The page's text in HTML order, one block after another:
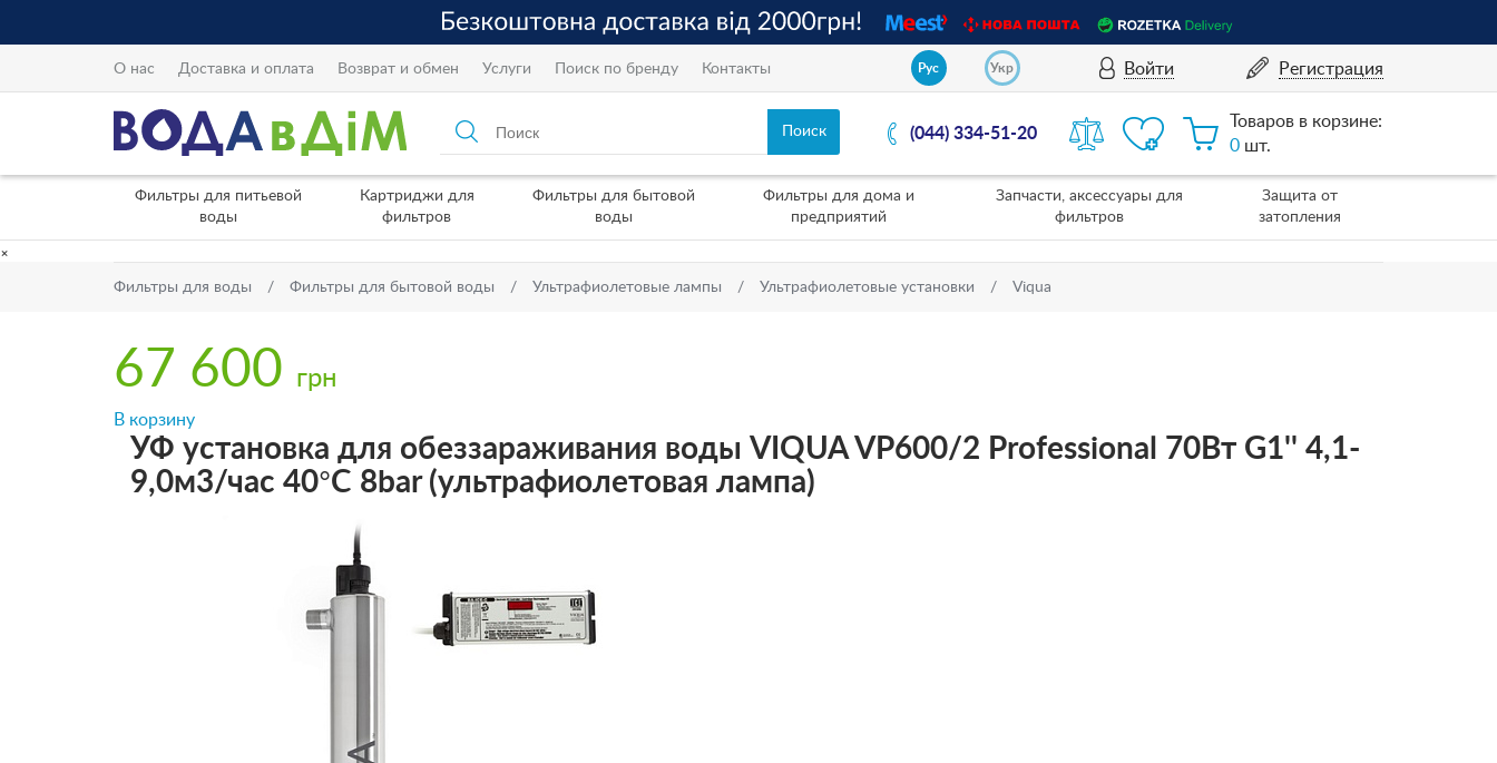
О нас Доставка и оплата Возврат и обмен Услуги Поиск по бренду Контакты Рус Укр Войти Регистрация
(044) 334-51-20
Товаров в корзине:
0 шт.
Фильтры для питьевой
воды
Картриджи для
фильтров
Фильтры для бытовой
воды
Фильтры для дома и
предприятий
Запчасти, аксессуары для
фильтров
Защита от
затопления
×
Фильтры для воды Фильтры для бытовой воды Ультрафиолетовые лампы Ультрафиолетовые установки Viqua
67 600 грн
В корзину
УФ установка для обеззараживания воды VIQUA VP600/2 Professional 70Вт G1'' 4,1-
9,0м3/час 40°C 8bar (ультрафиолетовая лампа)